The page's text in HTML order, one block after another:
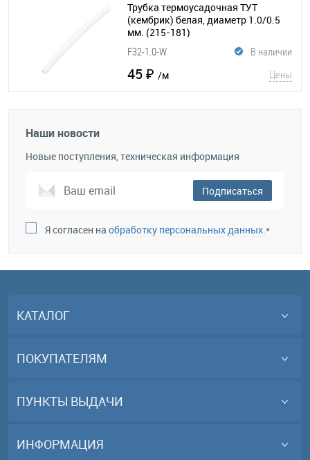
Трубка термоусадочная ТУТ
(кембрик) белая, диаметр 1.0/0.5
мм. (215-181)
В наличии
F32-1.0-W
45 ₽ /м Цены
Наши новости
Новые поступления, техническая информация
Подписаться
Я согласен на обработку персональных данных. *
КАТАЛОГ
ПОКУПАТЕЛЯМ
ПУНКТЫ ВЫДАЧИ
ИНФОРМАЦИЯ